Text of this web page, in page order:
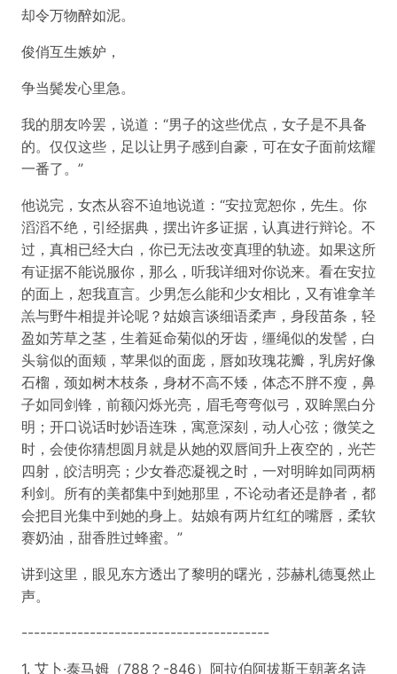
却令万物醉如泥。
俊俏互生嫉妒，
争当鬓发心里急。
我的朋友吟罢，说道：“男子的这些优点，女子是不具备
的。仅仅这些，足以让男子感到自豪，可在女子面前炫耀
一番了。”
他说完，女杰从容不迫地说道：“安拉宽恕你，先生。你
滔滔不绝，引经据典，摆出许多证据，认真进行辩论。不
过，真相已经大白，你已无法改变真理的轨迹。如果这所
有证据不能说服你，那么，听我详细对你说来。看在安拉
的面上，恕我直言。少男怎么能和少女相比，又有谁拿羊
羔与野牛相提并论呢？姑娘言谈细语柔声，身段苗条，轻
盈如芳草之茎，生着延命菊似的牙齿，缰绳似的发髻，白
头翁似的面颊，苹果似的面庞，唇如玫瑰花瓣，乳房好像
石榴，颈如树木枝条，身材不高不矮，体态不胖不瘦，鼻
子如同剑锋，前额闪烁光亮，眉毛弯弯似弓，双眸黑白分
明；开口说话时妙语连珠，寓意深刻，动人心弦；微笑之
时，会使你猜想圆月就是从她的双唇间升上夜空的，光芒
四射，皎洁明亮；少女眷恋凝视之时，一对明眸如同两柄
利剑。所有的美都集中到她那里，不论动者还是静者，都
会把目光集中到她的身上。姑娘有两片红红的嘴唇，柔软
赛奶油，甜香胜过蜂蜜。”
讲到这里，眼见东方透出了黎明的曙光，莎赫札德戛然止
声。
----------------------------------------
1. 艾卜·泰马姆（788？-846）阿拉伯阿拔斯王朝著名诗